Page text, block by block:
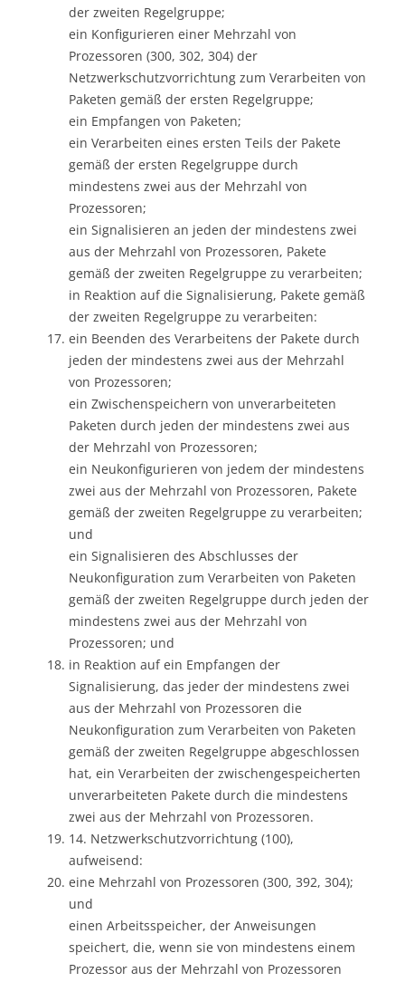
der zweiten Regelgruppe;
ein Konfigurieren einer Mehrzahl von
Prozessoren (300, 302, 304) der
Netzwerkschutzvorrichtung zum Verarbeiten von
Paketen gemäß der ersten Regelgruppe;
ein Empfangen von Paketen;
ein Verarbeiten eines ersten Teils der Pakete
gemäß der ersten Regelgruppe durch
mindestens zwei aus der Mehrzahl von
Prozessoren;
ein Signalisieren an jeden der mindestens zwei
aus der Mehrzahl von Prozessoren, Pakete
gemäß der zweiten Regelgruppe zu verarbeiten;
in Reaktion auf die Signalisierung, Pakete gemäß
der zweiten Regelgruppe zu verarbeiten:
ein Beenden des Verarbeitens der Pakete durch
jeden der mindestens zwei aus der Mehrzahl
von Prozessoren;
ein Zwischenspeichern von unverarbeiteten
Paketen durch jeden der mindestens zwei aus
der Mehrzahl von Prozessoren;
ein Neukonfigurieren von jedem der mindestens
zwei aus der Mehrzahl von Prozessoren, Pakete
gemäß der zweiten Regelgruppe zu verarbeiten;
und
ein Signalisieren des Abschlusses der
Neukonfiguration zum Verarbeiten von Paketen
gemäß der zweiten Regelgruppe durch jeden der
mindestens zwei aus der Mehrzahl von
Prozessoren; und
in Reaktion auf ein Empfangen der
Signalisierung, das jeder der mindestens zwei
aus der Mehrzahl von Prozessoren die
Neukonfiguration zum Verarbeiten von Paketen
gemäß der zweiten Regelgruppe abgeschlossen
hat, ein Verarbeiten der zwischengespeicherten
unverarbeiteten Pakete durch die mindestens
zwei aus der Mehrzahl von Prozessoren.
14. Netzwerkschutzvorrichtung (100),
aufweisend:
eine Mehrzahl von Prozessoren (300, 392, 304);
und
einen Arbeitsspeicher, der Anweisungen
speichert, die, wenn sie von mindestens einem
Prozessor aus der Mehrzahl von Prozessoren